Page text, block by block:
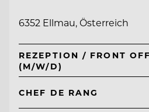
6352 Ellmau, Österreich
REZEPTION / FRONT
(M/W/D)
CHEF DE RANG